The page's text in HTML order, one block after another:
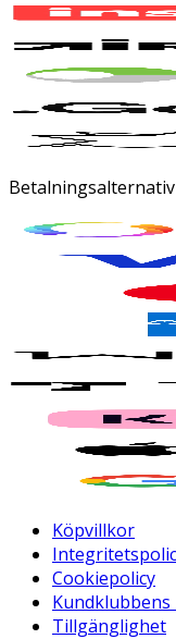
Betalningsalternativ
Köpvillkor
Cookiepolicy
Tillgänglighet